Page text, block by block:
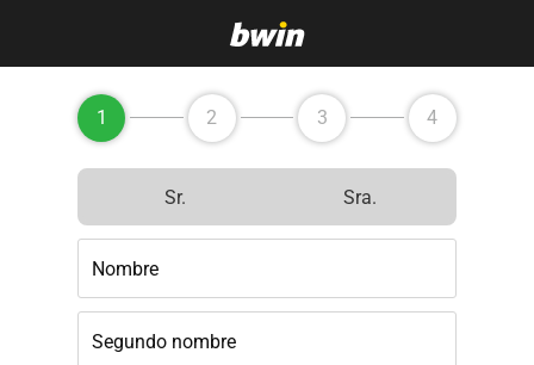
1 2 3 4
Sr. Sra.
Nombre
Segundo nombre